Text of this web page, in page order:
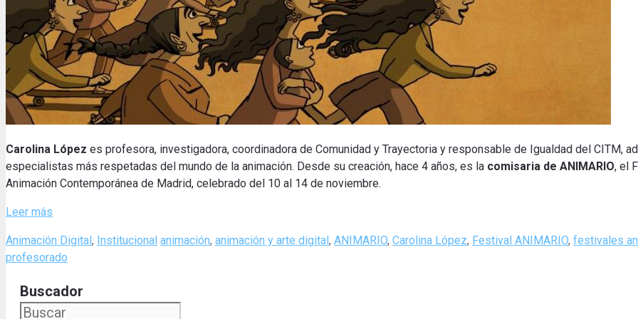
Carolina López es profesora, investigadora, coordinadora de Comunidad y Trayectoria y responsable de Igualdad del CITM,
especialistas más respetadas del mundo de la animación. Desde su creación, hace 4 años, es la comisaria de ANIMARIO, el
Animación Contemporánea de Madrid, celebrado del 10 al 14 de noviembre.
Leer más
Categories
Animación Digital, Institucional Tags
animación, animación y arte digital, ANIMARIO, Carolina López, Festival ANIMARIO, festivales
profesorado
Buscador